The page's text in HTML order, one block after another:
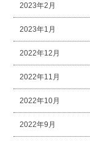
2023年2月
2023年1月
2022年12月
2022年11月
2022年10月
2022年9月